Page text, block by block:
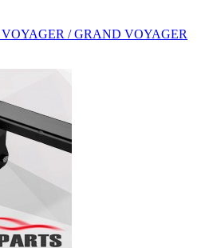
VOYAGER / GRAND VOYAGER